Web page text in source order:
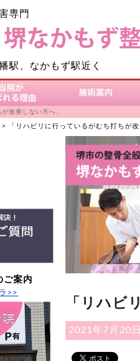
専門
駅、なかもず駅近く
ばれる理由
改善しない方へ」
> 「リハビリに行っているがむち打ちが改
「リハビ
2021年7月20
ご案内
>>